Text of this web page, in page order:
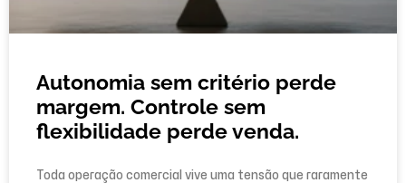
Autonomia sem critério perde
margem. Controle sem
flexibilidade perde venda.
Toda operação comercial vive uma tensão que raramente